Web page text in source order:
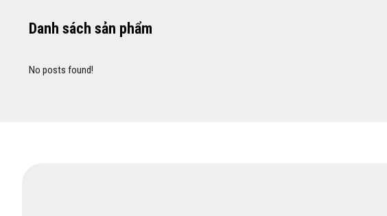
Danh sách sản phẩm
No posts found!